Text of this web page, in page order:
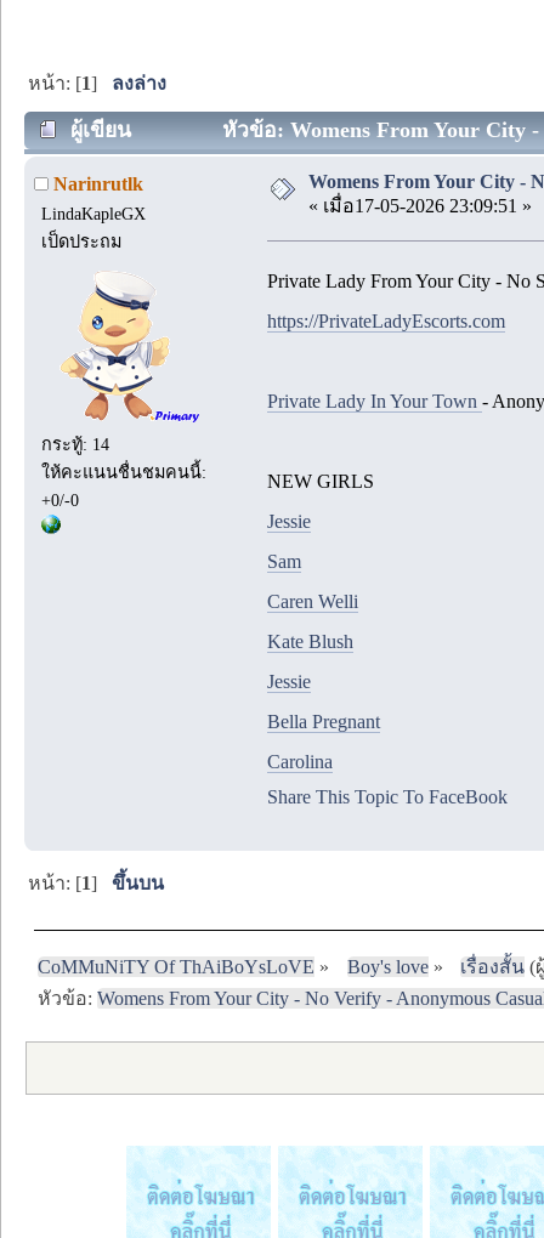
หน้า: [1] ลงล่าง
ผู้เขียน หัวข้อ: Womens From Your City -
Narinrutlk
LindaKapleGX
เป็ดประถม
กระทู้: 14
ให้คะแนนชื่นชมคนนี้:
+0/-0
Womens From Your City -
« เมื่อ17-05-2026 23:09:51 »
Private Lady From Your City - No
https://PrivateLadyEscorts.com
Private Lady In Your Town -
NEW GIRLS
Jessie
Sam
Caren Welli
Kate Blush
Jessie
Bella Pregnant
Carolina
Share This Topic To FaceBook
หน้า: [1]ขึ้นบน
CoMMuNiTY Of ThAiBoYsLoVE » Boy's love» เรื่องสั้น(
หัวข้อ:Womens From Your City - No Verify - Anonymous